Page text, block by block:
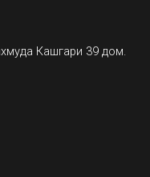
Кашгари 39 дом.